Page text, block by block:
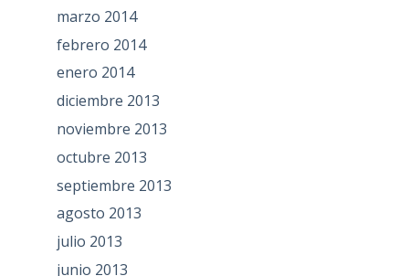
marzo 2014
febrero 2014
enero 2014
diciembre 2013
noviembre 2013
octubre 2013
septiembre 2013
agosto 2013
julio 2013
junio 2013